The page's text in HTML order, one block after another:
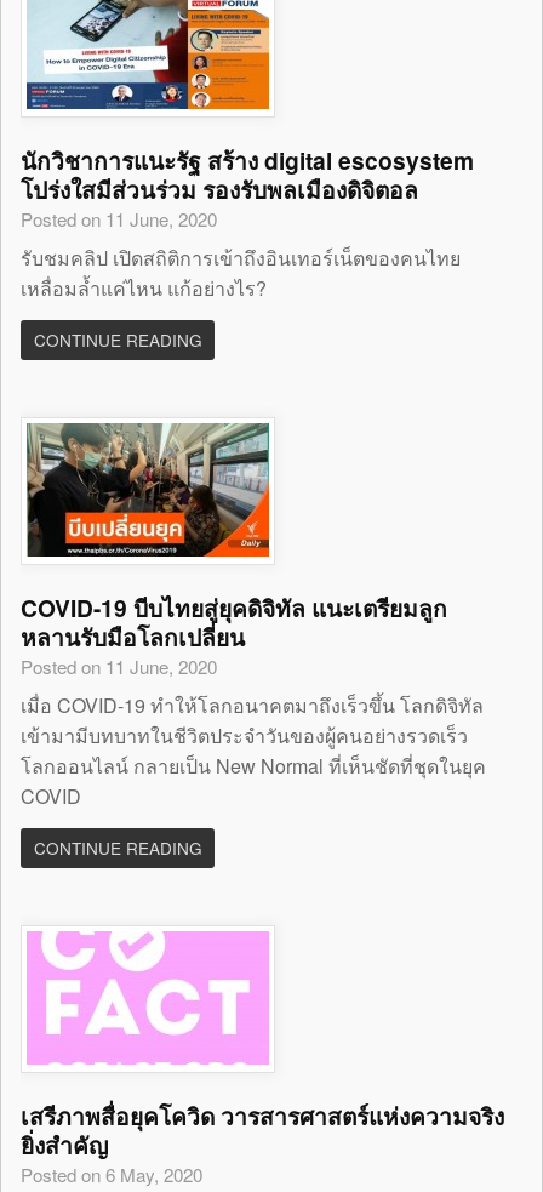
นักวิชาการแนะรัฐ สร้าง digital escosystem
โปร่งใสมีส่วนร่วม รองรับพลเมืองดิจิตอล
Posted on 11 June, 2020
รับชมคลิป เปิดสถิติการเข้าถึงอินเทอร์เน็ตของคนไทย
เหลื่อมล้ำแค่ไหน แก้อย่างไร?
CONTINUE READING
COVID-19 บีบไทยสู่ยุคดิจิทัล แนะเตรียมลูก
หลานรับมือโลกเปลี่ยน
Posted on 11 June, 2020
เมื่อ COVID-19 ทำให้โลกอนาคตมาถึงเร็วขึ้น โลกดิจิทัล
เข้ามามีบทบาทในชีวิตประจำวันของผู้คนอย่างรวดเร็ว
โลกออนไลน์ กลายเป็น New Normal ที่เห็นชัดที่ชุดในยุค
COVID
CONTINUE READING
เสรีภาพสื่อยุคโควิด วารสารศาสตร์แห่งความจริง
ยิ่งสำคัญ
Posted on 6 May, 2020